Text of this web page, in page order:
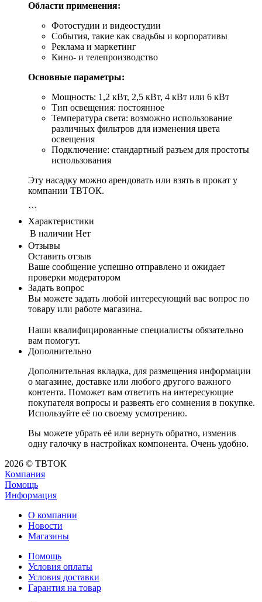
Области применения:
Фотостудии и видеостудии
События, такие как свадьбы и корпоративы
Реклама и маркетинг
Кино- и телепроизводство
Основные параметры:
Мощность: 1,2 кВт, 2,5 кВт, 4 кВт или 6 кВт
Тип освещения: постоянное
Температура света: возможно использование
различных фильтров для изменения цвета
освещения
Подключение: стандартный разъем для простоты
использования
Эту насадку можно арендовать или взять в прокат у
компании ТВТОК.
```
Характеристики
В наличии Нет
Отзывы
Оставить отзыв
Ваше сообщение успешно отправлено и ожидает
проверки модератором
Задать вопрос
Вы можете задать любой интересующий вас вопрос по
товару или работе магазина.
Наши квалифицированные специалисты обязательно
вам помогут.
Дополнительно
Дополнительная вкладка, для размещения информации
о магазине, доставке или любого другого важного
контента. Поможет вам ответить на интересующие
покупателя вопросы и развеять его сомнения в покупке.
Используйте её по своему усмотрению.
Вы можете убрать её или вернуть обратно, изменив
одну галочку в настройках компонента. Очень удобно.
2026 © ТВТОК
Компания
Помощь
Информация
О компании
Новости
Магазины
Помощь
Условия оплаты
Условия доставки
Гарантия на товар